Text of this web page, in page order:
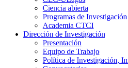
Ciencia abierta
Programas de Investigación
Academia CTCI
Dirección de Investigación
Presentación
Equipo de Trabajo
Política de Investigación,